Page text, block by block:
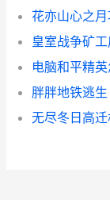
皇室战争矿
电脑和平精
胖胖地铁逃生
无尽冬日高